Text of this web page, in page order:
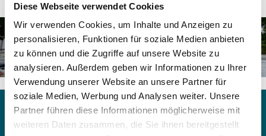
Diese Webseite verwendet Cookies
Wir verwenden Cookies, um Inhalte und Anzeigen zu
personalisieren, Funktionen für soziale Medien anbieten
zu können und die Zugriffe auf unsere Website zu
analysieren. Außerdem geben wir Informationen zu Ihrer
Verwendung unserer Website an unsere Partner für
soziale Medien, Werbung und Analysen weiter. Unsere
Partner führen diese Informationen möglicherweise mit
weiteren Daten zusammen, die Sie ihnen bereitgestellt